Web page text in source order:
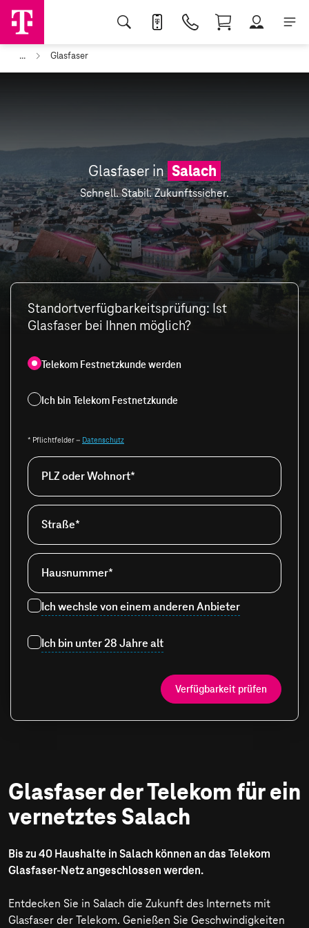
... Glasfaser
Glasfaser in Salach
Schnell. Stabil. Zukunftssicher.
Standortverfügbarkeitsprüfung: Ist
Glasfaser bei Ihnen möglich?
Telekom Festnetzkunde werden
Ich bin Telekom Festnetzkunde
* Pflichtfelder – Datenschutz
PLZ oder Wohnort*
Straße*
Hausnummer*
Ich wechsle von einem anderen Anbieter
Ich bin unter 28 Jahre alt
Verfügbarkeit prüfen
Glasfaser der Telekom für ein
vernetztes Salach
Bis zu 40 Haushalte in Salach können an das Telekom
Glasfaser-Netz angeschlossen werden.
Entdecken Sie in Salach die Zukunft des Internets mit
Glasfaser der Telekom. Genießen Sie Geschwindigkeiten